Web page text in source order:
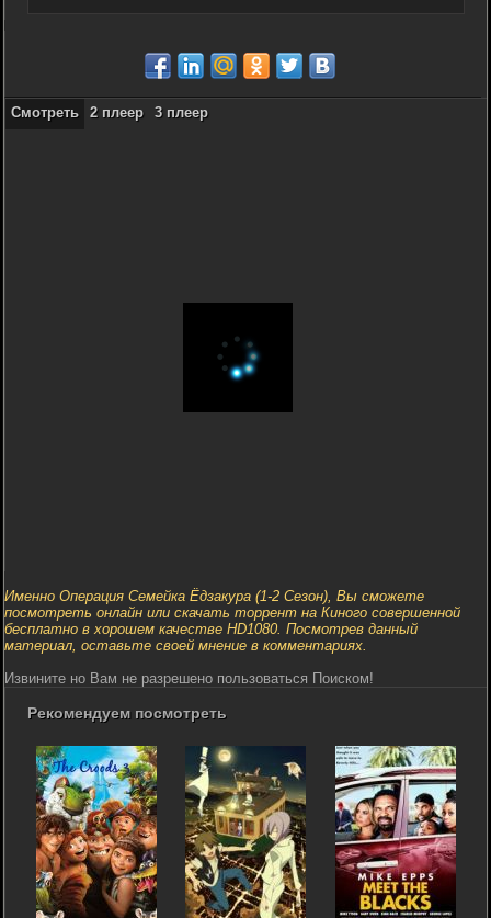
Смотреть 2 плеер 3 плеер
Именно Операция Семейка Ёдзакура (1-2 Сезон), Вы сможете
посмотреть онлайн или скачать торрент на Киного совершенной
бесплатно в хорошем качестве HD1080. Посмотрев данный
материал, оставьте своей мнение в комментариях.
Извините но Вам не разрешено пользоваться Поиском!
Рекомендуем посмотреть